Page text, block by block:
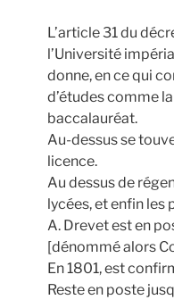
L’article 31 du
l’Université
donne, en ce qui
d’études comme
baccalauréat.
Au-dessus se
licence.
Au dessus de
lycées, et enfin les
A. Drevet est en
[dénommé alors
En 1801, est
Reste en poste